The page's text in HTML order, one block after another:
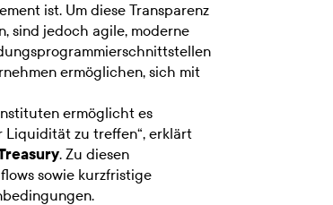
ist. Um diese Transparenz
sind jedoch agile, moderne
ermöglichen, sich mit
ermöglicht es
Liquidität zu treffen“, erklärt
. Zu diesen
sowie kurzfristige